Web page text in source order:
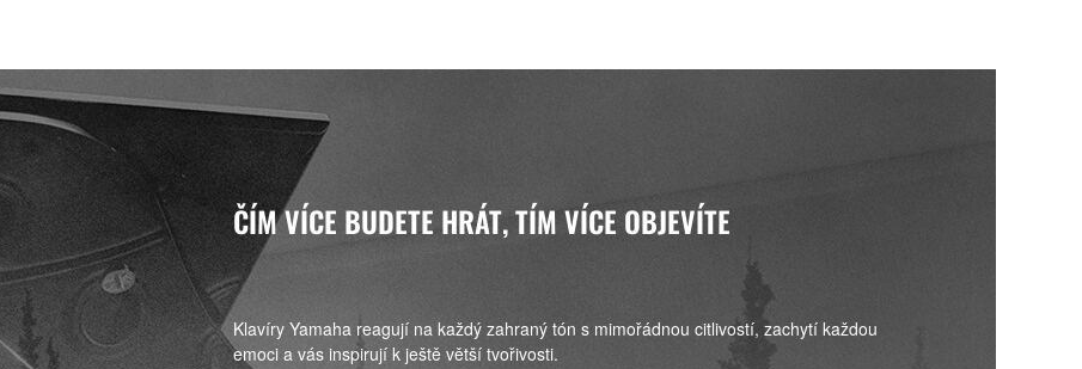
ČÍM VÍCE BUDETE HRÁT, TÍM VÍCE OBJEVÍTE
Klavíry Yamaha reagují na každý zahraný tón s mimořádnou citlivostí, zachytí každou
emoci a vás inspirují k ještě větší tvořivosti.